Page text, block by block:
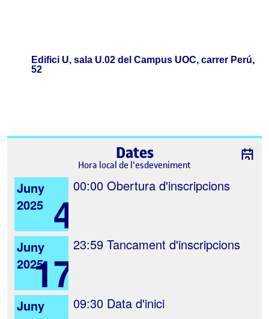
Edifici U, sala U.02 del Campus UOC, carrer Perú,
52
Dates
Hora local de l'esdeveniment
Juny
2025
4
00:00 Obertura d'inscripcions
Juny
202517
23:59 Tancament d'inscripcions
Juny
09:30 Data d'inici